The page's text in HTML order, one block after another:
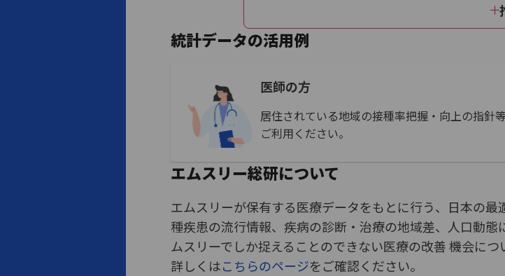
統計データの活用例
医師の方
居住されている地域の接種率把握・向上の指針
ご利用ください。
エムスリー総研について
エムスリーが保有する医療データをもとに行う、日本の
種疾患の流行情報、疾病の診断・治療の地域差、人口動
ムスリーでしか捉えることのできない医療の改善 機会に
詳しくはこちらのページをご確認ください。